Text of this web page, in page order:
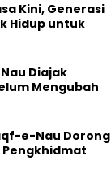
Kini, Generasi
Hidup untuk
Diajak
Mengubah
e-Nau Dorong